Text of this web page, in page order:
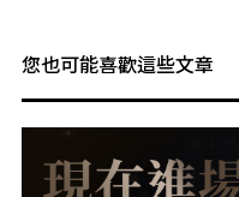
您也可能喜歡這些文章